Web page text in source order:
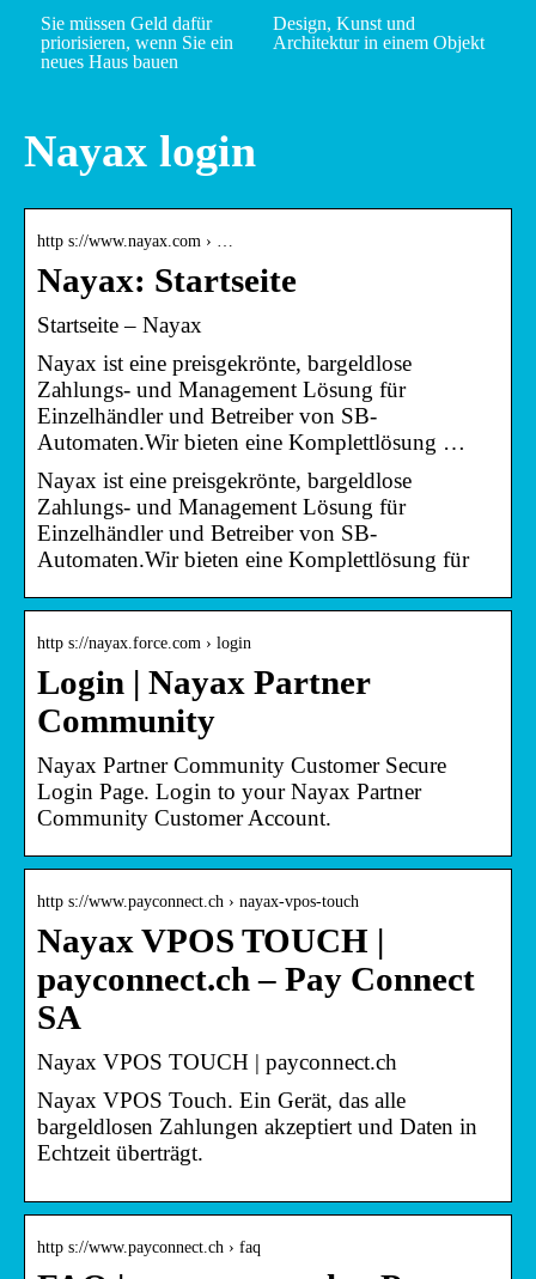
Sie müssen Geld dafür
priorisieren, wenn Sie ein
neues Haus bauen
Design, Kunst und
Architektur in einem Objekt
Nayax login
http s://www.nayax.com › …
Nayax: Startseite
Startseite – Nayax
Nayax ist eine preisgekrönte, bargeldlose
Zahlungs- und Management Lösung für
Einzelhändler und Betreiber von SB-
Automaten.Wir bieten eine Komplettlösung …
Nayax ist eine preisgekrönte, bargeldlose
Zahlungs- und Management Lösung für
Einzelhändler und Betreiber von SB-
Automaten.Wir bieten eine Komplettlösung für
http s://nayax.force.com › login
Login | Nayax Partner
Community
Nayax Partner Community Customer Secure
Login Page. Login to your Nayax Partner
Community Customer Account.
http s://www.payconnect.ch › nayax-vpos-touch
Nayax VPOS TOUCH |
payconnect.ch – Pay Connect
SA
Nayax VPOS TOUCH | payconnect.ch
Nayax VPOS Touch. Ein Gerät, das alle
bargeldlosen Zahlungen akzeptiert und Daten in
Echtzeit überträgt.
http s://www.payconnect.ch › faq